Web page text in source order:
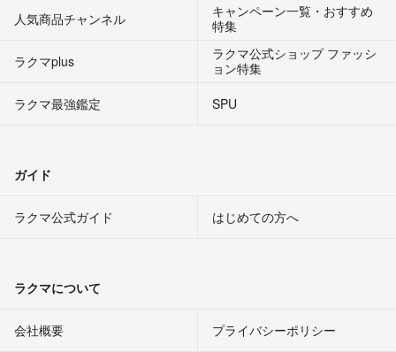
人気商品チャンネル
キャンペーン一覧・おすすめ
特集
ラクマplus
ラクマ公式ショップ ファッシ
ョン特集
ラクマ最強鑑定
SPU
ガイド
ラクマ公式ガイド はじめての方へ
ラクマについて
会社概要 プライバシーポリシー